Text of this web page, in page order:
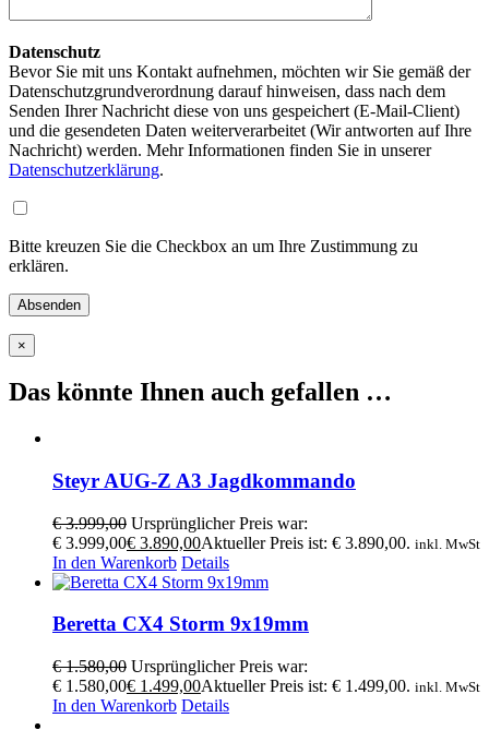
Datenschutz
Bevor Sie mit uns Kontakt aufnehmen, möchten wir Sie gemäß der
Datenschutzgrundverordnung darauf hinweisen, dass nach dem
Senden Ihrer Nachricht diese von uns gespeichert (E-Mail-Client)
und die gesendeten Daten weiterverarbeitet (Wir antworten auf Ihre
Nachricht) werden. Mehr Informationen finden Sie in unserer
Datenschutzerklärung.
Bitte kreuzen Sie die Checkbox an um Ihre Zustimmung zu
erklären.
×
Das könnte Ihnen auch gefallen …
Steyr AUG-Z A3 Jagdkommando
€3.999,00 Ursprünglicher Preis war:
€ 3.999,00€ 3.890,00Aktueller Preis ist: € 3.890,00. inkl. MwSt
In den Warenkorb Details
Beretta CX4 Storm 9x19mm
€1.580,00 Ursprünglicher Preis war:
€ 1.580,00€ 1.499,00Aktueller Preis ist: € 1.499,00. inkl. MwSt
In den Warenkorb Details